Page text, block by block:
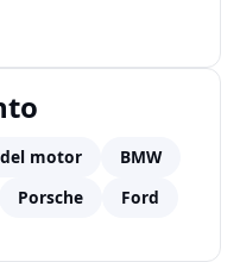
motor
BMW
Porsche Ford